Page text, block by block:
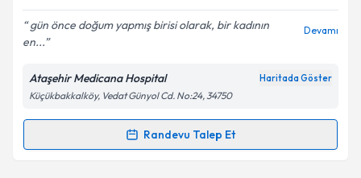
Kişisel verilerimin işlenmesine ilişkin
Aydınlatma
Metni'ni okudum ve kişisel verilerimin belirtilen
kapsamda işlenmesini kabul ediyorum.
gün önce doğum yapmış birisi olarak, bir kadının
en...
Devamı
Ataşehir Medicana Hospital Haritada Göster
Küçükbakkalköy, Vedat Günyol Cd. No:24, 34750
Randevu Talep Et
Randevu Takvimi Talebi